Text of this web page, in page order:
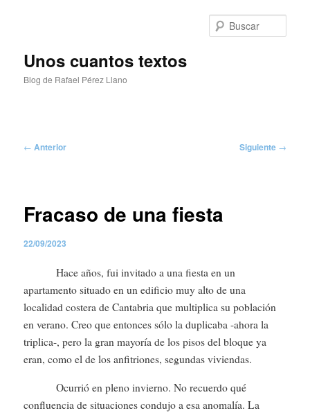
Unos cuantos textos
Blog de Rafael Pérez Llano
Navegación
← Anterior Siguiente →
Fracaso de una fiesta
22/09/2023
Hace años, fui invitado a una fiesta en un
apartamento situado en un edificio muy alto de una
localidad costera de Cantabria que multiplica su población
en verano. Creo que entonces sólo la duplicaba -ahora la
triplica-, pero la gran mayoría de los pisos del bloque ya
eran, como el de los anfitriones, segundas viviendas.
Ocurrió en pleno invierno. No recuerdo qué
confluencia de situaciones condujo a esa anomalía. La